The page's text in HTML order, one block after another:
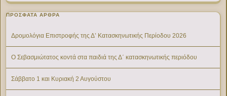
ΠΡΌΣΦΑΤΑ ΆΡΘΡΑ
Δρομολόγια Επιστροφής της Δ’ Κατασκηνωτικής Περίοδου 2026
Ο Σεβασμιώτατος κοντά στα παιδιά της Δ΄ κατασκηνωτικής περιόδου
Σάββατο 1 και Κυριακή 2 Αυγούστου